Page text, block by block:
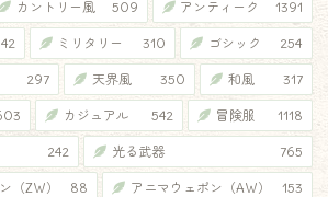
カントリー風 509 アンティーク 1391
ミリタリー 310 ゴシック 254
297 天界風 350 和風 317
カジュアル 542 冒険服 1118
242 光る武器 765
（ZW） 88 アニマウェポン（AW） 153